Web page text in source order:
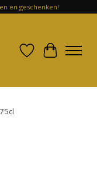
en geschenken!
Verlanglijst